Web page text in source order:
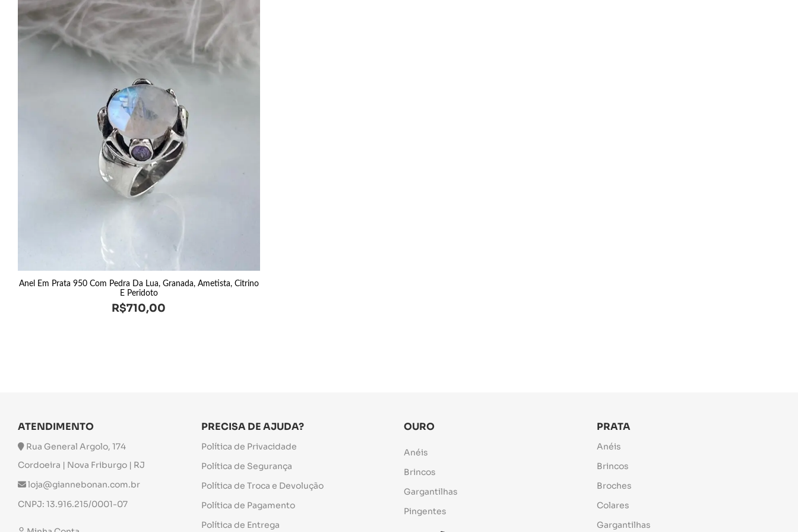
Anel Em Prata 950 Com Pedra Da Lua, Granada, Ametista, Citrino
E Peridoto
R$710,00
ATENDIMENTO
Rua General Argolo, 174
Cordoeira | Nova Friburgo | RJ
loja@giannebonan.com.br
CNPJ: 13.916.215/0001-07
PRECISA DE AJUDA?
Política de Privacidade
Política de Segurança
Política de Troca e Devolução
Política de Pagamento
Política de Entrega
OURO
Anéis
Brincos
Gargantilhas
Pingentes
PRATA
Anéis
Brincos
Broches
Colares
Gargantilhas